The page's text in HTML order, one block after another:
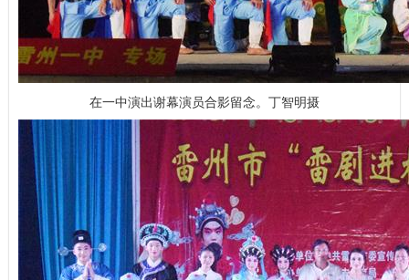
在一中演出谢幕演员合影留念。丁智明摄